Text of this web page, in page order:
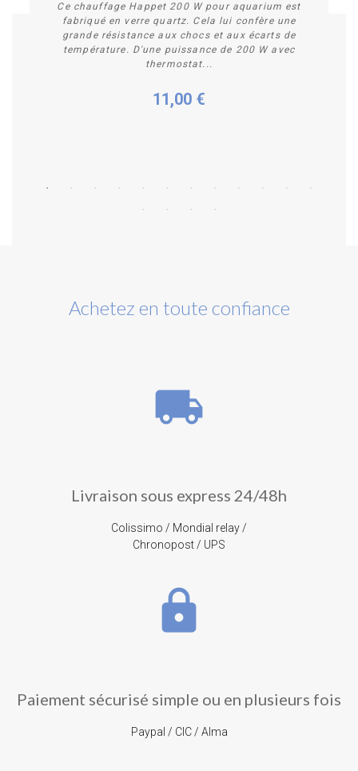
Acheter
Ce chauffage Happet 200 W pour aquarium est
fabriqué en verre quartz. Cela lui confère une
grande résistance aux chocs et aux écarts de
température. D'une puissance de 200 W avec
thermostat...
11,00 €
Achetez en toute confiance
local_shipping
Livraison sous express 24/48h
Colissimo / Mondial relay /
Chronopost / UPS
lock
Paiement sécurisé simple ou en plusieurs fois
Paypal / CIC / Alma